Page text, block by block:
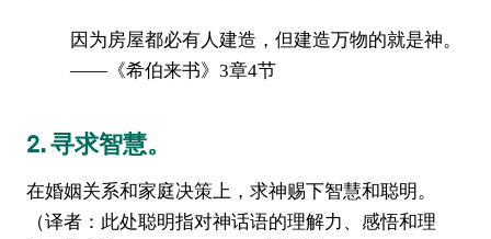
因为房屋都必有人建造，但建造万物的就是神。
——《希伯来书》3章4节
2. 寻求智慧。
在婚姻关系和家庭决策上，求神赐下智慧和聪明。
（译者：此处聪明指对神话语的理解力、感悟和理